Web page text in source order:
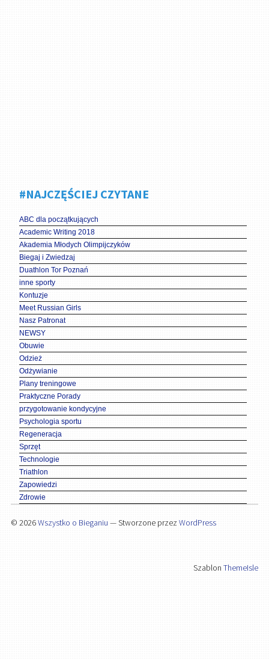
#NAJCZĘŚCIEJ CZYTANE
ABC dla początkujących
Academic Writing 2018
Akademia Młodych Olimpijczyków
Biegaj i Zwiedzaj
Duathlon Tor Poznań
inne sporty
Kontuzje
Meet Russian Girls
Nasz Patronat
NEWSY
Obuwie
Odzież
Odżywianie
Plany treningowe
Praktyczne Porady
przygotowanie kondycyjne
Psychologia sportu
Regeneracja
Sprzęt
Technologie
Triathlon
Zapowiedzi
Zdrowie
© 2026Wszystko o Bieganiu — Stworzone przezWordPress
SzablonThemeIsle